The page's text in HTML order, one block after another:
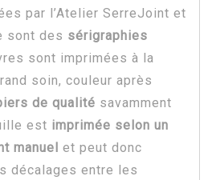
par l’Atelier SerreJoint et
sont des sérigraphies
sont imprimées à la
soin, couleur après
de qualité savamment
est imprimée selon un
manuel et peut donc
décalages entre les